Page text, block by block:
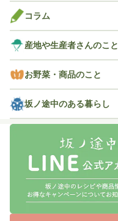
コラム
産地や生産者さんのこと
お野菜・商品のこと
坂ノ途中のある暮らし